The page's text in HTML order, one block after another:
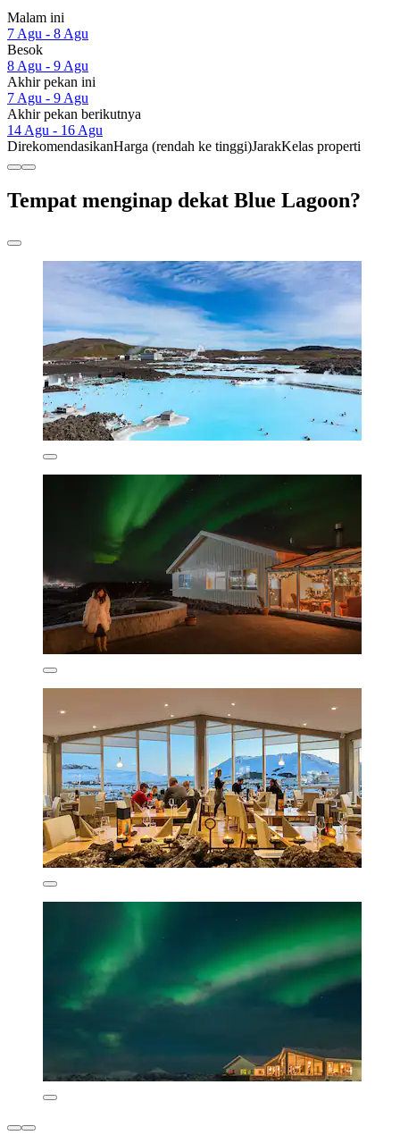
Malam ini
7 Agu - 8 Agu
Besok
8 Agu - 9 Agu
Akhir pekan ini
7 Agu - 9 Agu
Akhir pekan berikutnya
14 Agu - 16 Agu
DirekomendasikanHarga (rendah ke tinggi)JarakKelas properti
Tempat menginap dekat Blue Lagoon?